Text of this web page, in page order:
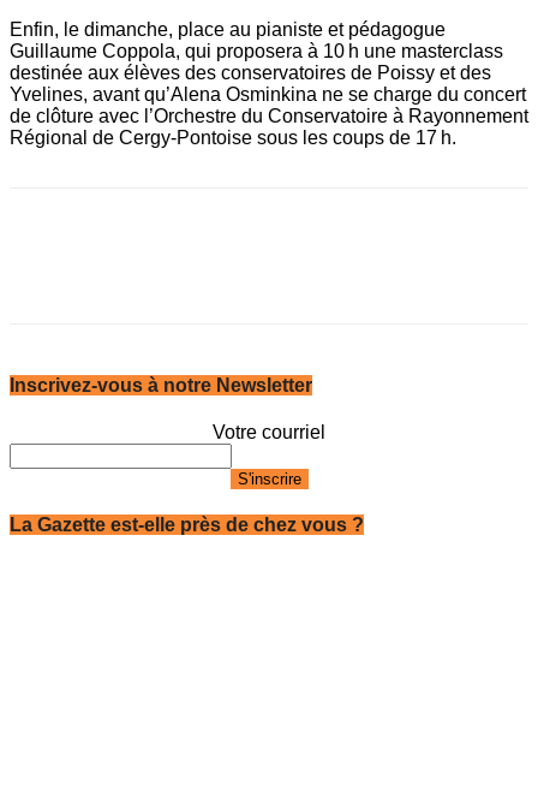
Enfin, le dimanche, place au pianiste et pédagogue
Guillaume Coppola, qui proposera à 10 h une masterclass
destinée aux élèves des conservatoires de Poissy et des
Yvelines, avant qu’Alena Osminkina ne se charge du concert
de clôture avec l’Orchestre du Conservatoire à Rayonnement
Régional de Cergy-Pontoise sous les coups de 17 h.
Inscrivez-vous à notre Newsletter
Votre courriel
La Gazette est-elle près de chez vous ?